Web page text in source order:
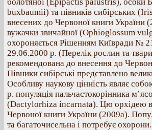
buxbaumii) та півників сибірських
внесених до Червоної книги України
вужачки звичайної (Ophioglossum
охороняється Рішенням Київради №
29.06.2000 р. (Перелік рослин та
рекомендована до внесення до
Півники сибірські представлено
Особливу наукову цінність являє
р. популяція пальчастокорінника
(Dactylorhiza incarnata). Цю орхідею
Червоної книги України (2009а).
та багаточисельна і потребує охорони.